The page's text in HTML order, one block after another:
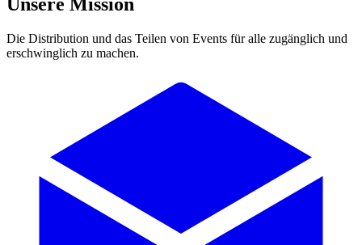
Die Distribution und das Teilen von Events für alle zugänglich und
erschwinglich zu machen.